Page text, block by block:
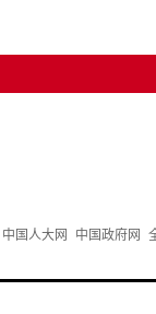
中国人大网 中国政府网